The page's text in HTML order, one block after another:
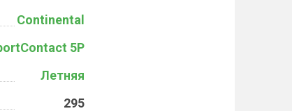
Continental
5P
Летняя
295